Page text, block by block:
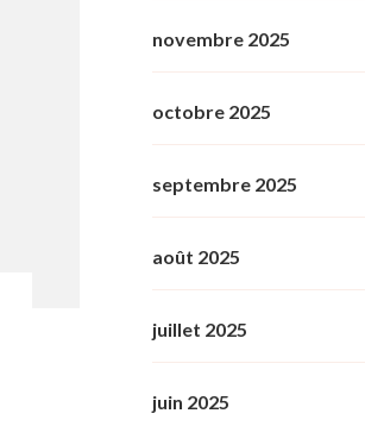
novembre 2025
octobre 2025
septembre 2025
août 2025
juillet 2025
juin 2025